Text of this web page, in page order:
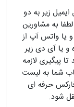
ایمیل زیر به دو
به مشاورین
و یا واتس آپ از
و یا آی دی زیر
پیگیری لازمه
شما به لیست
حرفه ای
شود.